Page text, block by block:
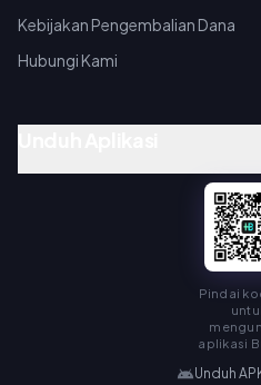
Kebijakan Pengembalian Dana
Hubungi Kami
Pindai
aplikasi
Unduh